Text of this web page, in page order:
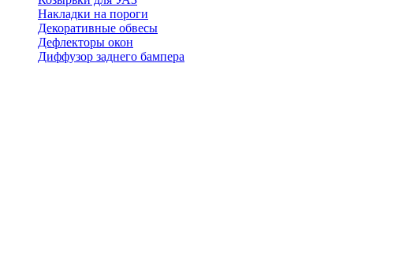
Накладки на пороги
Декоративные обвесы
Дефлекторы окон
Диффузор заднего бампера